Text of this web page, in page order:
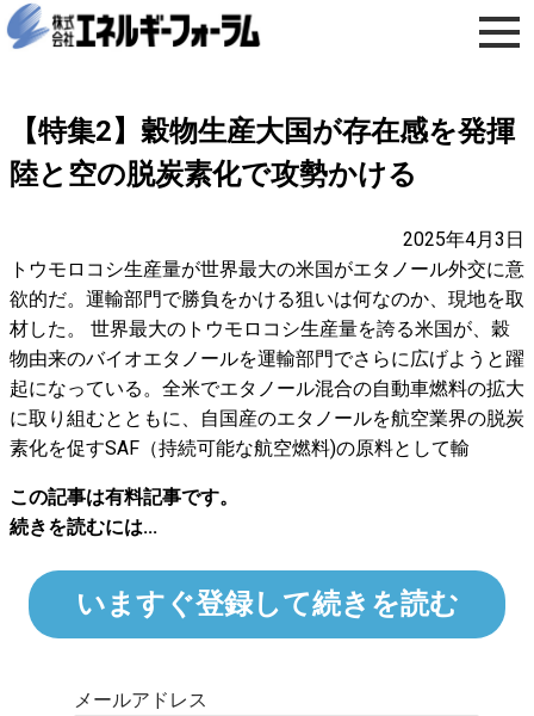
【特集2】穀物生産大国が存在感を発揮
陸と空の脱炭素化で攻勢かける
2025年4月3日
トウモロコシ生産量が世界最大の米国がエタノール外交に意
欲的だ。運輸部門で勝負をかける狙いは何なのか、現地を取
材した。 世界最大のトウモロコシ生産量を誇る米国が、穀
物由来のバイオエタノールを運輸部門でさらに広げようと躍
起になっている。全米でエタノール混合の自動車燃料の拡大
に取り組むとともに、自国産のエタノールを航空業界の脱炭
素化を促すSAF（持続可能な航空燃料)の原料として輸
この記事は有料記事です。
続きを読むには...
いますぐ登録して続きを読む
メールアドレス